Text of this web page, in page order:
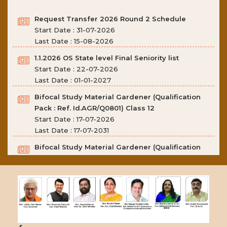
Request Transfer 2026 Round 2 Schedule
Start Date : 31-07-2026
Last Date : 15-08-2026
1.1.2026 OS State level Final Seniority list
Start Date : 22-07-2026
Last Date : 01-01-2027
Bifocal Study Material Gardener (Qualification
Pack : Ref. Id.AGR/Q0801) Class 12
Start Date : 17-07-2026
Last Date : 17-07-2031
Bifocal Study Material Gardener (Qualification
Last Date : 17-07-2031
Bifocal Study Material Floriculturist (Open
Cultivation) (Qualification Pack : Ref. Id.